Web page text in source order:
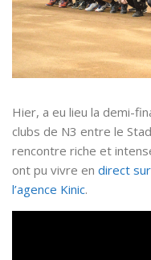
Hier, a eu lieu la demi-
clubs de N3 entre le
rencontre riche et
ont pu vivre en direct
l’agence Kinic.